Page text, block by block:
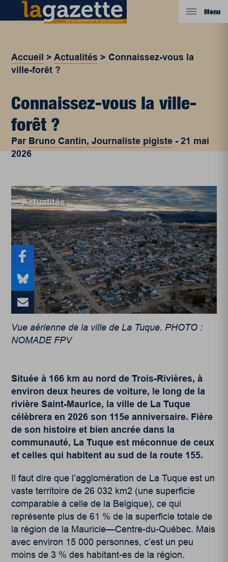
Menu
Accueil >Actualités > Connaissez-vous la
ville-forêt ?
Connaissez-vous la ville-
forêt ?
Par Bruno Cantin, Journaliste pigiste -21 mai
2026
Actualités
Vue aérienne de la ville de La Tuque. PHOTO :
NOMADE FPV
Située à 166 km au nord de Trois-Rivières, à
environ deux heures de voiture, le long de la
rivière Saint-Maurice, la ville de La Tuque
célèbrera en 2026 son 115e anniversaire. Fière
de son histoire et bien ancrée dans la
communauté, La Tuque est méconnue de ceux
et celles qui habitent au sud de la route 155.
Il faut dire que l’agglomération de La Tuque est un
vaste territoire de 26 032 km2 (une superficie
comparable à celle de la Belgique), ce qui
représente plus de 61 % de la superficie totale de
la région de la Mauricie—Centre-du-Québec. Mais
avec environ 15 000 personnes, c’est un peu
moins de 3 % des habitant-es de la région.